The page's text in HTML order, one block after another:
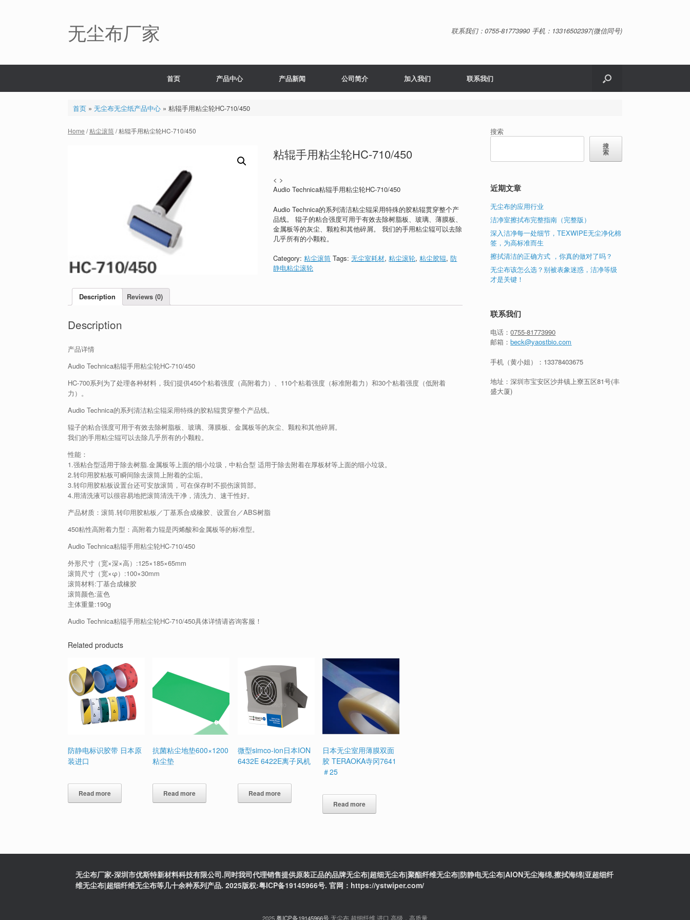
无尘布厂家 联系我们：0755-81773990 手机：13316502397(微信同号)
首页 产品中心 产品新闻 公司简介 加入我们 联系我们
首页» 无尘布无尘纸产品中心» 粘辊手用粘尘轮HC-710/450
Home /粘尘滚筒/ 粘辊手用粘尘轮HC-710/450
粘辊手用粘尘轮HC-710/450
< >
Audio Technica粘辊手用粘尘轮HC-710/450
Audio Technica的系列清洁粘尘辊采用特殊的胶粘辊贯穿整个产
品线。 辊子的粘合强度可用于有效去除树脂板、玻璃、薄膜板、
金属板等的灰尘、颗粒和其他碎屑。 我们的手用粘尘辊可以去除
几乎所有的小颗粒。
Category:粘尘滚筒 Tags:无尘室耗材,粘尘滚轮,粘尘胶辊,防
静电粘尘滚轮
Description Reviews (0)
Description
产品详情
Audio Technica粘辊手用粘尘轮HC-710/450
HC-700系列为了处理各种材料，我们提供450个粘着强度（高附着力）、110个粘着强度（标准附着力）和30个粘着强度（低附着
力）。
Audio Technica的系列清洁粘尘辊采用特殊的胶粘辊贯穿整个产品线。
辊子的粘合强度可用于有效去除树脂板、玻璃、薄膜板、金属板等的灰尘、颗粒和其他碎屑。
我们的手用粘尘辊可以去除几乎所有的小颗粒。
性能：
1.强粘合型适用于除去树脂.金属板等上面的细小垃圾，中粘合型 适用于除去附着在厚板材等上面的细小垃圾。
2.转印用胶粘板可瞬间除去滚筒上附着的尘垢。
3.转印用胶粘板设置台还可安放滚筒，可在保存时不损伤滚筒部。
4.用清洗液可以很容易地把滚筒清洗干净，清洗力、速干性好。
产品材质：滚筒.转印用胶粘板／丁基系合成橡胶、设置台／ABS树脂
450粘性高附着力型：高附着力辊是丙烯酸和金属板等的标准型。
Audio Technica粘辊手用粘尘轮HC-710/450
外形尺寸（宽×深×高）:125×185×65mm
滚筒尺寸（宽×φ）:100×30mm
滚筒材料:丁基合成橡胶
滚筒颜色:蓝色
主体重量:190g
Audio Technica粘辊手用粘尘轮HC-710/450具体详情请咨询客服！
Related products
防静电标识胶带 日本原
装进口
Read more
抗菌粘尘地垫600×1200
粘尘垫
Read more
微型simco-ion日本ION
6432E 6422E离子风机
Read more
日本无尘室用薄膜双面
胶 TERAOKA寺冈7641
＃25
Read more
搜索
搜
索
近期文章
无尘布的应用行业
洁净室擦拭布完整指南（完整版）
深入洁净每一处细节，TEXWIPE无尘净化棉
签，为高标准而生
擦拭清洁的正确方式 ，你真的做对了吗？
无尘布该怎么选？别被表象迷惑，洁净等级
才是关键！
联系我们
电话：0755-81773990
邮箱：beck@yaostbio.com
手机（黄小姐）： 13378403675
地址：深圳市宝安区沙井镇上寮五区81号(丰
盛大厦)
无尘布厂家-深圳市优斯特新材料科技有限公司.同时我司代理销售提供原装正品的品牌无尘布|超细无尘布|聚酯纤维无尘布|防静电无尘布|AION无尘海绵,擦拭海绵|亚超细纤
维无尘布|超细纤维无尘布等几十余种系列产品. 2025版权:粤ICP备19145966号. 官网：https://ystwiper.com/
2025粤ICP备19145966号无尘布,超细纤维,进口,高级，高质量